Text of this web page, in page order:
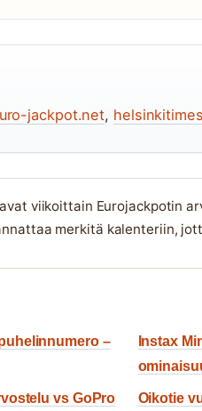
jackpot.net,
viikoittain Eurojackpotin
merkitä kalenteriin,
–
Instax
vs GoPro
Oikotie